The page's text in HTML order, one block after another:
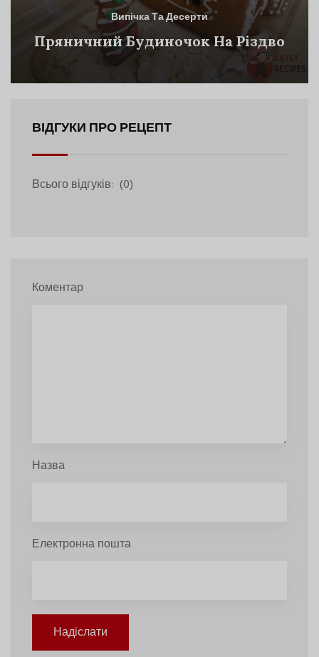
Випічка Та Десерти
Пряничний Будиночок На Різдво
ВІДГУКИ ПРО РЕЦЕПТ
Всього відгуків: (0)
Коментар
Назва
Електронна пошта
Надіслати